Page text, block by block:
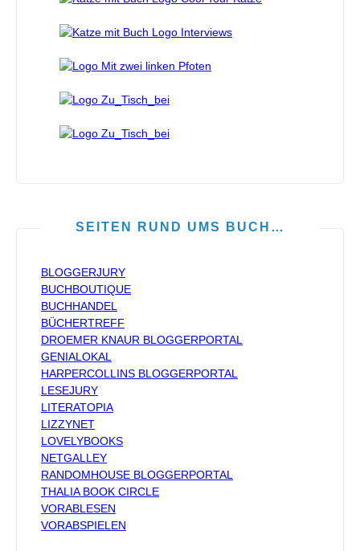
SEITEN RUND UMS BUCH…
BLOGGERJURY
BUCHBOUTIQUE
BUCHHANDEL
BÜCHERTREFF
DROEMER KNAUR BLOGGERPORTAL
GENIALOKAL
HARPERCOLLINS BLOGGERPORTAL
LESEJURY
LITERATOPIA
LIZZYNET
LOVELYBOOKS
NETGALLEY
RANDOMHOUSE BLOGGERPORTAL
THALIA BOOK CIRCLE
VORABLESEN
VORABSPIELEN